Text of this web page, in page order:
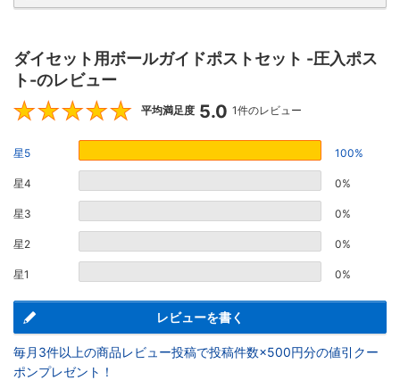
ダイセット用ボールガイドポストセット -圧入ポス
ト-のレビュー
5
平均満足度 5.0 1件のレビュー
星5 100%
星4 0%
星3 0%
星2 0%
星1 0%
レビューを書く
毎月3件以上の商品レビュー投稿で投稿件数×500円分の値引クー
ポンプレゼント！